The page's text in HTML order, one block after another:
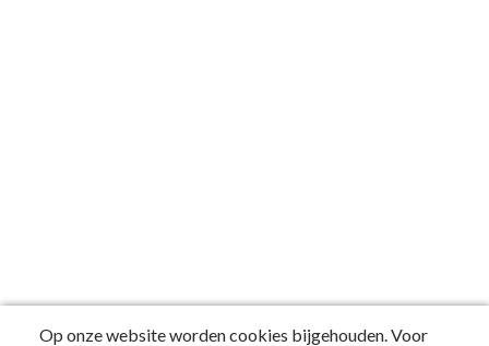
Op onze website worden cookies bijgehouden. Voor